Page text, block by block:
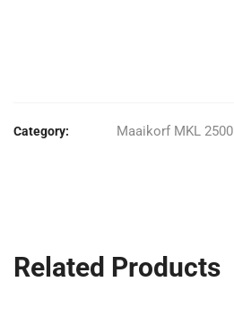
Category: Maaikorf MKL 2500
Related Products